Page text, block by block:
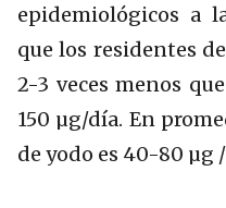
epidemiológicos a
que los residentes
2-3 veces menos
150 µg/día. En
de yodo es 40-80 µg